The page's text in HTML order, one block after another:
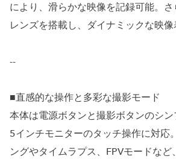
により、滑らかな映像を記録可能。
レンズを搭載し、ダイナミックな映像
--
■直感的な操作と多彩な撮影モード
本体は電源ボタンと撮影ボタンのシ
5インチモニターのタッチ操作に対応
ングやタイムラプス、FPVモードなど